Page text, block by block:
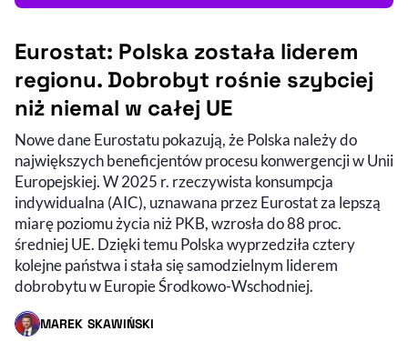
Eurostat: Polska została liderem
regionu. Dobrobyt rośnie szybciej
niż niemal w całej UE
Nowe dane Eurostatu pokazują, że Polska należy do
największych beneficjentów procesu konwergencji w Unii
Europejskiej. W 2025 r. rzeczywista konsumpcja
indywidualna (AIC), uznawana przez Eurostat za lepszą
miarę poziomu życia niż PKB, wzrosła do 88 proc.
średniej UE. Dzięki temu Polska wyprzedziła cztery
kolejne państwa i stała się samodzielnym liderem
dobrobytu w Europie Środkowo-Wschodniej.
MAREK SKAWIŃSKI
- AUTOR ARTYKUŁU - PROFIL